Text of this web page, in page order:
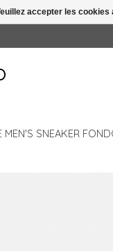
MEN'S SNEAKER
accepter les